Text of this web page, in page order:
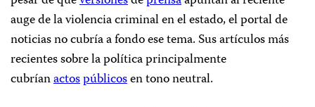
auge de la violencia criminal en el estado, el portal de
noticias no cubría a fondo ese tema. Sus artículos más
recientes sobre la política principalmente
cubríanactospúblicosen tono neutral.